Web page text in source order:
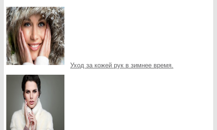
Уход за кожей рук в зимнее время.